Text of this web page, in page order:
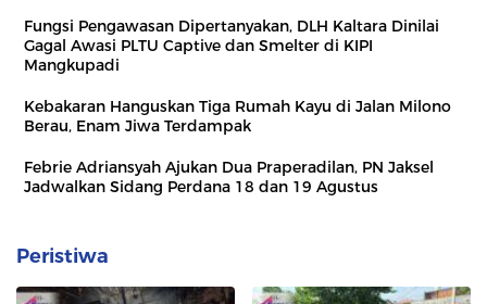
Fungsi Pengawasan Dipertanyakan, DLH Kaltara Dinilai
Gagal Awasi PLTU Captive dan Smelter di KIPI
Mangkupadi
Kebakaran Hanguskan Tiga Rumah Kayu di Jalan Milono
Berau, Enam Jiwa Terdampak
Febrie Adriansyah Ajukan Dua Praperadilan, PN Jaksel
Jadwalkan Sidang Perdana 18 dan 19 Agustus
Peristiwa